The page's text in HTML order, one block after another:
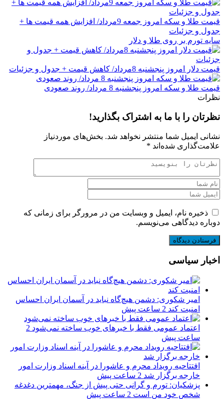
قیمت طلا و سکه امروز جمعه 9مرداد/ افزایش همه قیمت ها +
جدول و جزئیات
سایه تورم بر روی طلا و دلار
قیمت دلار امروز پنجشنبه 8مرداد/ کاهش قیمت + جدول و جزئیات
قیمت طلا و سکه امروز پنجشنبه 8 مرداد/ روند صعودی
نظرات
نظرتان را با ما به اشتراک بگذارید!
نشانی ایمیل شما منتشر نخواهد شد. بخش‌های موردنیاز
علامت‌گذاری شده‌اند *
ذخیره نام، ایمیل و وبسایت من در مرورگر برای زمانی که
دوباره دیدگاهی می‌نویسم.
اخبار سیاسی
امیر شکوری: دشمن هیچ‌گاه نباید در آسمان ایران احساس
امنیت کند 2 ساعت پیش
اعتماد عمومی فقط با خبرهای خوب ساخته نمی‌شود 2
ساعت پیش
افتتاحیه رویداد محرم و عاشورا در آینه اسناد وزارت امور
خارجه برگزار شد 2 ساعت پیش
پزشکیان: تورم و گرانی حتی پیش از جنگ، مهمترین دغدغه
شخص خود من است 2 ساعت پیش